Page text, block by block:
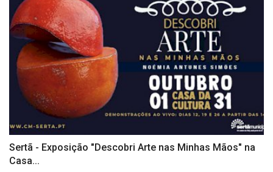
Sertã - Exposição "Descobri Arte nas Minhas Mãos" na
Casa...